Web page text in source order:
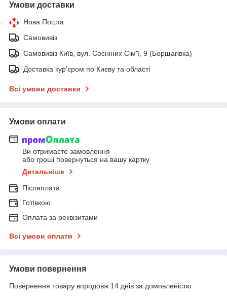
Умови доставки
Нова Пошта
Самовивіз
Самовивіз Київ, вул. Сосніних Сім'ї, 9 (Борщагівка)
Доставка кур'єром по Києву та області
Всі умови доставки
Умови оплати
Ви отримаєте замовлення
або гроші повернуться на вашу картку
Детальніше
Післяплата
Готівкою
Оплата за реквізитами
Всі умови оплати
Умови повернення
Повернення товару впродовж 14 днів за домовленістю